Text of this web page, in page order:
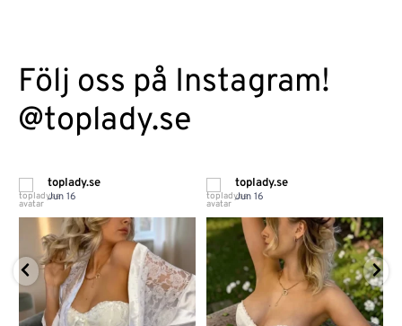
Följ oss på Instagram!
@toplady.se
toplady.se
Jun 16
toplady.se
Jun 16